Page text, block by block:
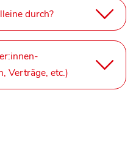
durch?
Verträge, etc.)